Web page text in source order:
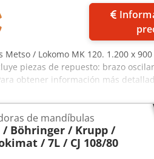
/ Lokomo MK 120. 1.200 x
piezas de repuesto: brazo
obtener información más
de mandíbulas
/ Böhringer / Krupp /
/ 7L / CJ 108/80